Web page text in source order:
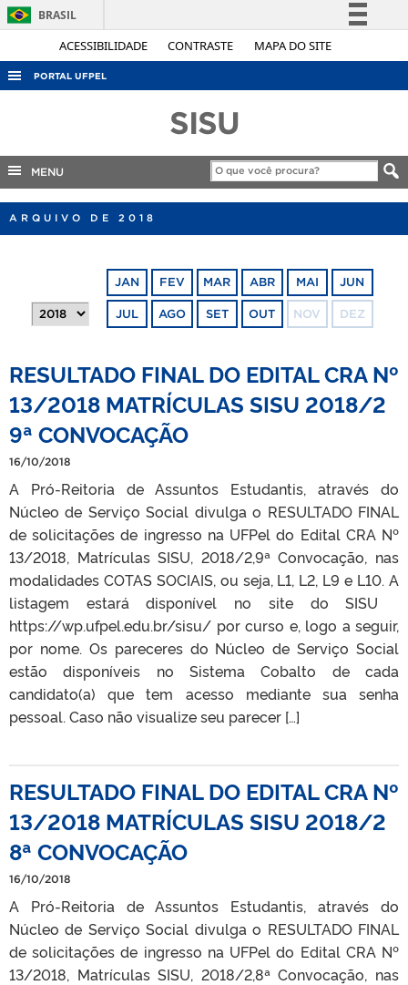
ACESSIBILIDADE CONTRASTE MAPA DO SITE
BRASIL
Simplifique!
Acesso à informação
Legislação
Canais
PORTAL UFPEL
COBALTO
SISU
MENU
ARQUIVO DE 2018
JAN FEV MAR ABR MAI JUN
JUL AGO SET OUT NOV DEZ
RESULTADO FINAL DO EDITAL CRA Nº
13/2018 MATRÍCULAS SISU 2018/2
9ª CONVOCAÇÃO
16/10/2018
A Pró-Reitoria de Assuntos Estudantis, através do
Núcleo de Serviço Social divulga o RESULTADO FINAL
de solicitações de ingresso na UFPel do Edital CRA Nº
13/2018, Matrículas SISU, 2018/2,9ª Convocação, nas
modalidades COTAS SOCIAIS, ou seja, L1, L2, L9 e L10. A
listagem estará disponível no site do SISU
https://wp.ufpel.edu.br/sisu/ por curso e, logo a seguir,
por nome. Os pareceres do Núcleo de Serviço Social
estão disponíveis no Sistema Cobalto de cada
candidato(a) que tem acesso mediante sua senha
pessoal. Caso não visualize seu parecer […]
RESULTADO FINAL DO EDITAL CRA Nº
13/2018 MATRÍCULAS SISU 2018/2
8ª CONVOCAÇÃO
16/10/2018
A Pró-Reitoria de Assuntos Estudantis, através do
Núcleo de Serviço Social divulga o RESULTADO FINAL
de solicitações de ingresso na UFPel do Edital CRA Nº
13/2018, Matrículas SISU, 2018/2,8ª Convocação, nas